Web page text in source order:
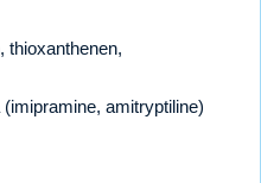
thioxanthenen,
amitryptiline)